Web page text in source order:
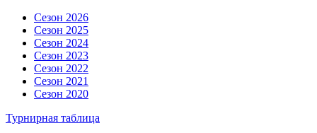
Сезон 2026
Сезон 2025
Сезон 2024
Сезон 2023
Сезон 2022
Сезон 2021
Сезон 2020
Турнирная таблица